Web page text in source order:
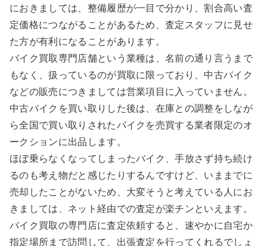
におきましては、整備履歴が一目で分かり、割合高い査
定価格につながることがあるため、査定スタッフに見せ
た方が有利になることがあります。
バイク買取専門店舗という業種は、名前の通り言うまで
もなく、扱っているのが買取に限っており、中古バイク
などの販売につきましては営業項目に入っていません。
中古バイクを買い取りした後は、在庫との調整をしなが
ら全国で買い取りされたバイクを売買する業者限定のオ
ークションに出品します。
ほぼ乗らなくなってしまったバイク、手放さず持ち続け
るのも考え物だと感じたりするんですけど、いままでに
売却したことがないため、大変そうと考えている人にお
きましては、ネット経由での査定が楽チンといえます。
バイク買取の専門店に査定依頼すると、速やかに自宅か
指定場所まで訪問して、出張査定を行ってくれるでしょ